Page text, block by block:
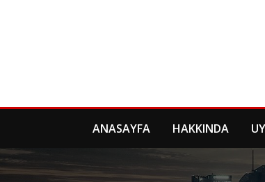
ANASAYFA HAKKINDA